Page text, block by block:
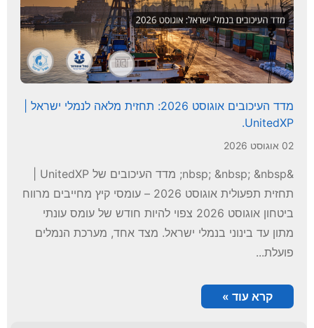
מדד העיכובים אוגוסט 2026: תחזית מלאה לנמלי ישראל |
UnitedXP.
02 אוגוסט 2026
תחזית תפעולית אוגוסט 2026 – עומסי קיץ מחייבים מרווח
ביטחון אוגוסט 2026 צפוי להיות חודש של עומס עונתי
מתון עד בינוני בנמלי ישראל. מצד אחד, מערכת הנמלים
פועלת...
קרא עוד »